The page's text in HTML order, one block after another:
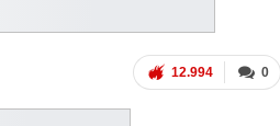
0
12.994